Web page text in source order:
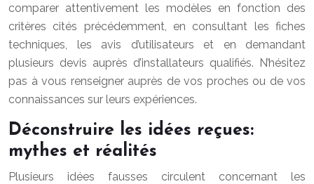
comparer attentivement les modèles en fonction des
critères cités précédemment, en consultant les fiches
techniques, les avis d’utilisateurs et en demandant
plusieurs devis auprès d’installateurs qualifiés. N’hésitez
pas à vous renseigner auprès de vos proches ou de vos
connaissances sur leurs expériences.
Déconstruire les idées reçues:
mythes et réalités
Plusieurs idées fausses circulent concernant les